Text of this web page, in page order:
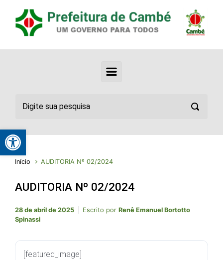
Início AUDITORIA Nº 02/2024
AUDITORIA Nº 02/2024
28 de abril de 2025 Escrito por Renê Emanuel Bortotto
Spinassi
[featured_image]
Abrir a barra de ferramentas